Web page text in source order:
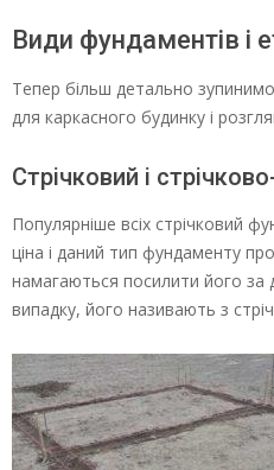
Види фундаментів і
Тепер більш детально
для каркасного будинку і
Стрічковий і
Популярніше всіх стрічковий
ціна і даний тип фундаменту
намагаються посилити його
випадку, його називають з